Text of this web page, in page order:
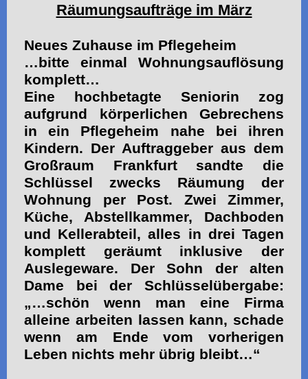
Räumungsaufträge im März
Neues Zuhause im Pflegeheim
…bitte einmal Wohnungsauflösung
komplett…
Eine hochbetagte Seniorin zog
aufgrund körperlichen Gebrechens
in ein Pflegeheim nahe bei ihren
Kindern. Der Auftraggeber aus dem
Großraum Frankfurt sandte die
Schlüssel zwecks Räumung der
Wohnung per Post. Zwei Zimmer,
Küche, Abstellkammer, Dachboden
und Kellerabteil, alles in drei Tagen
komplett geräumt inklusive der
Auslegeware. Der Sohn der alten
Dame bei der Schlüsselübergabe:
„…schön wenn man eine Firma
alleine arbeiten lassen kann, schade
wenn am Ende vom vorherigen
Leben nichts mehr übrig bleibt…“